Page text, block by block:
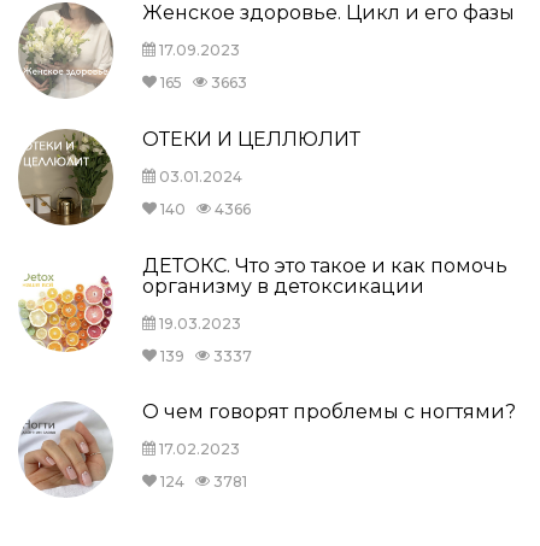
Женское здоровье. Цикл и его фазы
17.09.2023
165
3663
ОТЕКИ И ЦЕЛЛЮЛИТ
03.01.2024
140
4366
ДЕТОКС. Что это такое и как помочь
организму в детоксикации
19.03.2023
139
3337
О чем говорят проблемы с ногтями?
17.02.2023
124
3781